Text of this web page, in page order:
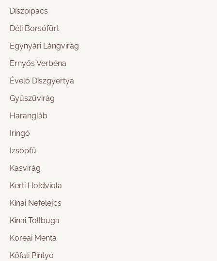
Díszpipacs
Déli Borsófürt
Egynyári Lángvirág
Ernyős Verbéna
Évelő Díszgyertya
Gyűszűvirág
Harangláb
Iringó
Izsópfű
Kasvirág
Kerti Holdviola
Kínai Nefelejcs
Kínai Tollbuga
Koreai Menta
Kőfali Pintyő